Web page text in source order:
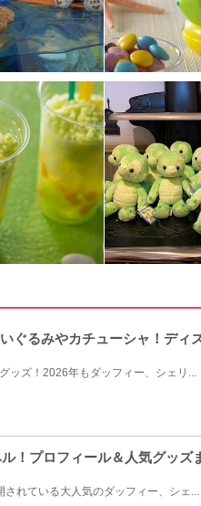
ぐるみやカチューシャ！ディ
ッズ！2026年もダッフィー、シェリ...
！プロフィール＆人気グッズ
れている大人気のダッフィー、シェ...